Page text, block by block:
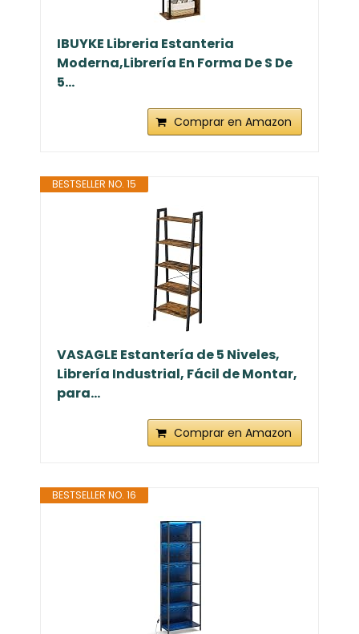
IBUYKE Libreria Estanteria
Moderna,Librería En Forma De S De
5...
Comprar en Amazon
BESTSELLER NO. 15
VASAGLE Estantería de 5 Niveles,
Librería Industrial, Fácil de Montar,
para...
Comprar en Amazon
BESTSELLER NO. 16